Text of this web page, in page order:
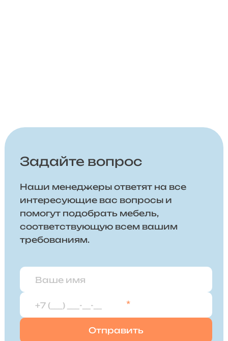
Задайте вопрос
Наши менеджеры ответят на все
интересующие вас вопросы и
помогут подобрать мебель,
соответствующую всем вашим
требованиям.
*